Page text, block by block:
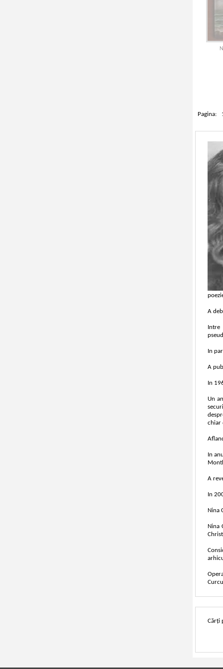
Pagina:
A
Intre
In
A
In
Un
chiar
In
A
In
Nina
Nina
Cărți